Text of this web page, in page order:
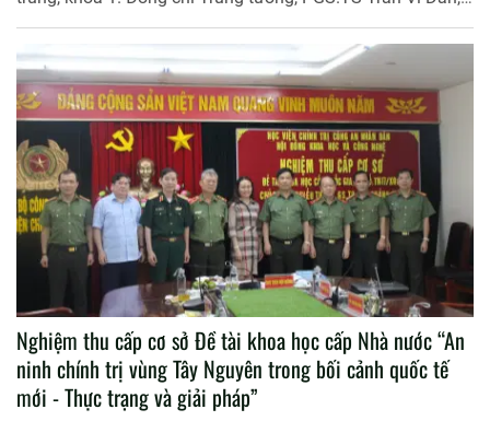
Bí thư Đảng ủy, Giám đốc Học viện Chính trị Công an nhân
dân chủ trì buổi lễ. Tới dự Lễ Bế giảng có đồng chí Đại tá
Nguyễn Minh Ngọc, Ủy viên Ban Thường vụ Tỉnh ủy, Giám
đốc Công an tỉnh Sóc Trăng; đại diện lãnh đạo Ban Tổ
chức, Ban Tuyên giáo tỉnh Sóc Trăng và đại diện lãnh đạo
các đơn vị chức năng của Học viện và Công an tỉnh.
Nghiệm thu cấp cơ sở Đề tài khoa học cấp Nhà nước “An
ninh chính trị vùng Tây Nguyên trong bối cảnh quốc tế
mới - Thực trạng và giải pháp”